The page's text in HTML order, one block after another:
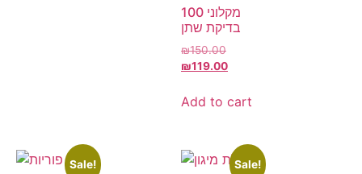
100 מקלוני
בדיקת שתן
₪150.00
₪119.00
Add to cart
Sale! Sale!